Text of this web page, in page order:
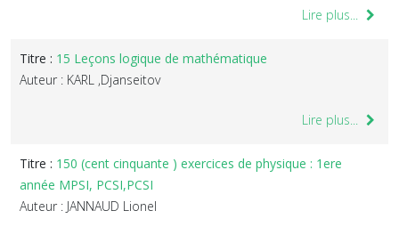
Lire plus...
Titre : 15 Leçons logique de mathématique
Auteur : KARL ,Djanseitov
Lire plus...
Titre : 150 (cent cinquante ) exercices de physique : 1ere
année MPSI, PCSI,PCSI
Auteur : JANNAUD Lionel